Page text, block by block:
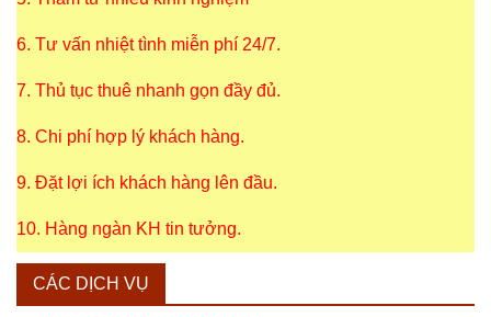
6. Tư vấn nhiệt tình miễn phí 24/7.
7. Thủ tục thuê nhanh gọn đầy đủ.
8. Chi phí hợp lý khách hàng.
9. Đặt lợi ích khách hàng lên đầu.
10. Hàng ngàn KH tin tưởng.
CÁC DỊCH VỤ